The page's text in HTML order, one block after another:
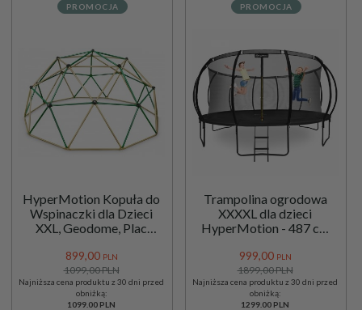
PROMOCJA
HyperMotion Kopuła do
Wspinaczki dla Dzieci
XXL, Geodome, Plac
Średnica: 3 m
899,00 PLN
1099,00 PLN
Najniższa cena produktu z 30 dni przed
obniżką:
1099.00 PLN
PROMOCJA
Trampolina ogrodowa
XXXXL dla dzieci
HyperMotion - 487 cm
wewnętrzną - do domu i
ogrodu - 150kg max
999,00 PLN
1899,00 PLN
Najniższa cena produktu z 30 dni przed
obniżką:
1299.00 PLN